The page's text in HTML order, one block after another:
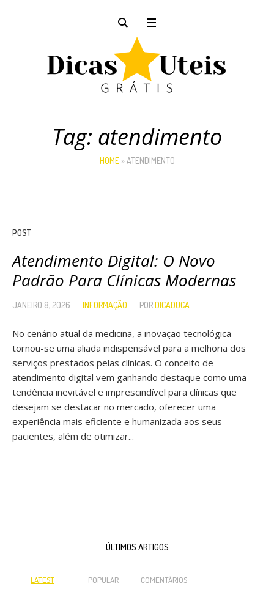
Tag: atendimento
HOME»ATENDIMENTO
POST
Atendimento Digital: O Novo
Padrão Para Clínicas Modernas
JANEIRO 8, 2026 INFORMAÇÃO PORDICADUCA
No cenário atual da medicina, a inovação tecnológica
tornou-se uma aliada indispensável para a melhoria dos
serviços prestados pelas clínicas. O conceito de
atendimento digital vem ganhando destaque como uma
tendência inevitável e imprescindível para clínicas que
desejam se destacar no mercado, oferecer uma
experiência mais eficiente e humanizada aos seus
pacientes, além de otimizar...
ÚLTIMOS ARTIGOS
LATEST POPULAR COMENTÁRIOS